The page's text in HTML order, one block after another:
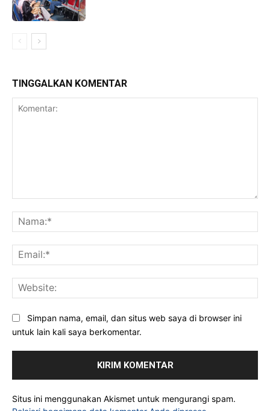
TINGGALKAN KOMENTAR
Simpan nama, email, dan situs web saya di browser ini
untuk lain kali saya berkomentar.
Situs ini menggunakan Akismet untuk mengurangi spam.